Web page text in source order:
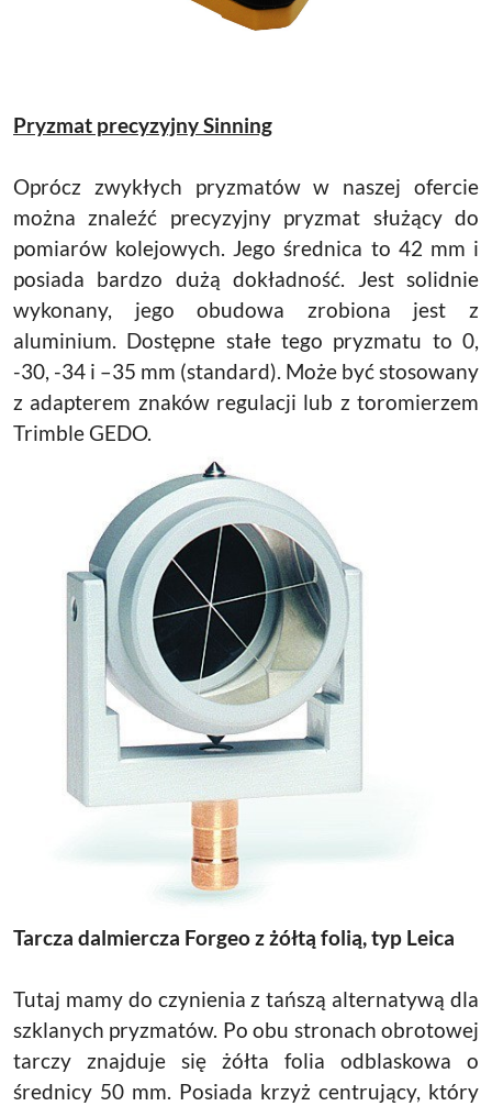
Pryzmat precyzyjny Sinning
Oprócz zwykłych pryzmatów w naszej ofercie
można znaleźć precyzyjny pryzmat służący do
pomiarów kolejowych. Jego średnica to 42 mm i
posiada bardzo dużą dokładność. Jest solidnie
wykonany, jego obudowa zrobiona jest z
aluminium. Dostępne stałe tego pryzmatu to 0,
-30, -34 i –35 mm (standard). Może być stosowany
z adapterem znaków regulacji lub z toromierzem
Trimble GEDO.
Tarcza dalmiercza Forgeo z żółtą folią, typ Leica
Tutaj mamy do czynienia z tańszą alternatywą dla
szklanych pryzmatów. Po obu stronach obrotowej
tarczy znajduje się żółta folia odblaskowa o
średnicy 50 mm. Posiada krzyż centrujący, który